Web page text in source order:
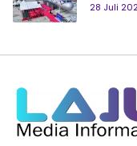
28 Juli